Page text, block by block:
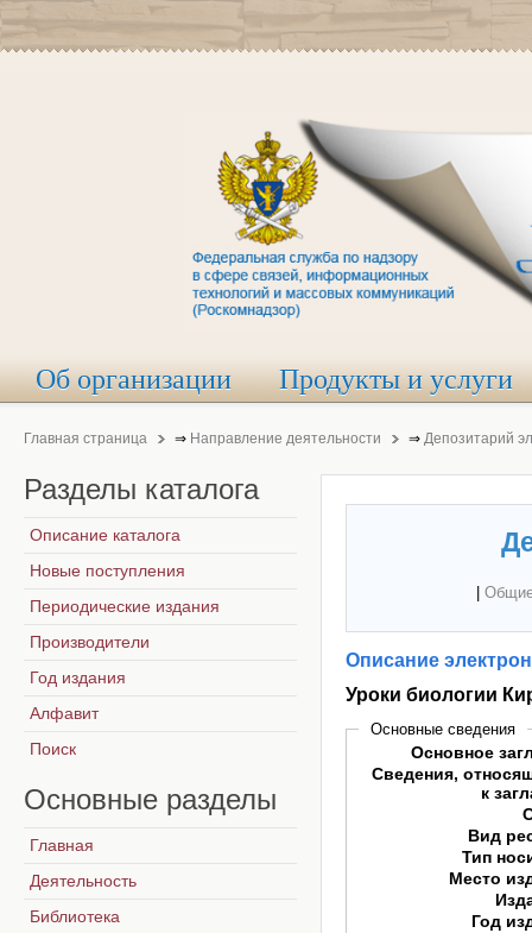
Об организации Продукты и услуги
Главная страница ⇒ Направление деятельности ⇒ Депозитарий
Описание
Уроки биологии
Основные сведения
Основное
Сведения,
к
Вид
Тип
Место
Год
Разделы каталога
Описание каталога
Новые поступления
Периодические издания
Производители
Год издания
Алфавит
Поиск
Основные разделы
Главная
Деятельность
Библиотека